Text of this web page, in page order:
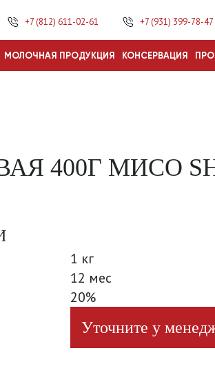
+7 (812) 611-02-61 +7 (931) 399-78-47
МОЛОЧНАЯ ПРОДУКЦИЯ КОНСЕРВАЦИЯ
400Г МИСО
1 кг
12 мес
20%
Уточните у